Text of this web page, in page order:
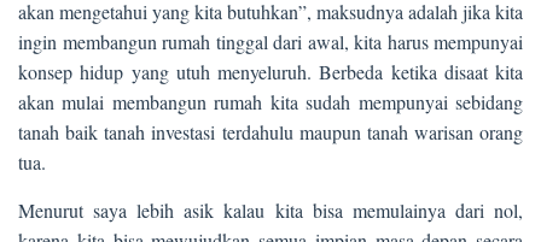
akan mengetahui yang kita butuhkan”, maksudnya adalah jika kita
ingin membangun rumah tinggal dari awal, kita harus mempunyai
konsep hidup yang utuh menyeluruh. Berbeda ketika disaat kita
akan mulai membangun rumah kita sudah mempunyai sebidang
tanah baik tanah investasi terdahulu maupun tanah warisan orang
tua.
Menurut saya lebih asik kalau kita bisa memulainya dari nol,